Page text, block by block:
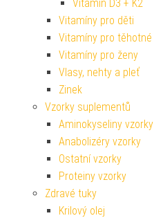
Vitamin D3 + K2
Vitamíny pro děti
Vitamíny pro těhotné
Vitamíny pro ženy
Vlasy, nehty a pleť
Zinek
Vzorky suplementů
Aminokyseliny vzorky
Anabolizéry vzorky
Ostatní vzorky
Proteiny vzorky
Zdravé tuky
Krilový olej